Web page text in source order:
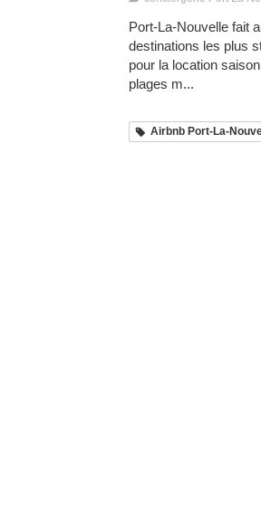
Port-La-Nouvelle fait
destinations les plus
pour la location
plages m...
Airbnb Port-La-